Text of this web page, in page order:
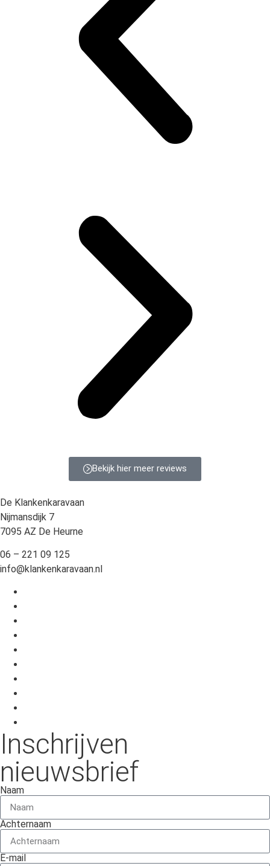
Bekijk hier meer reviews
De Klankenkaravaan
Nijmansdijk 7
7095 AZ De Heurne
06 – 221 09 125
info@klankenkaravaan.nl
Inschrijven
nieuwsbrief
Naam
Achternaam
E-mail